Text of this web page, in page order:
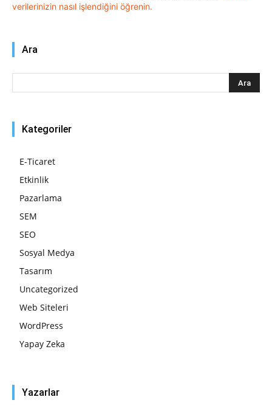
verilerinizin nasıl işlendiğini öğrenin.
Ara
Kategoriler
E-Ticaret
Etkinlik
Pazarlama
SEM
SEO
Sosyal Medya
Tasarım
Uncategorized
Web Siteleri
WordPress
Yapay Zeka
Yazarlar